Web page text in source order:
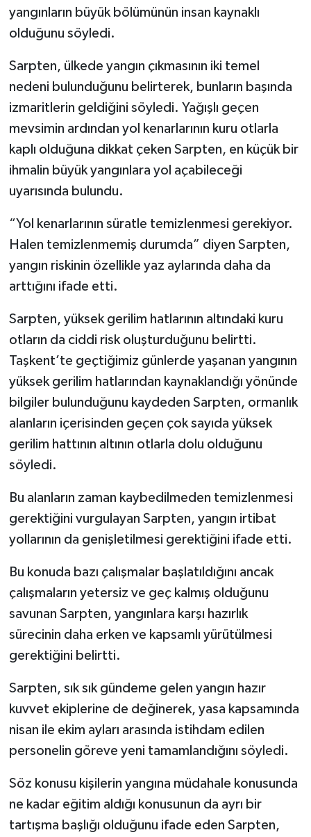
yangınların büyük bölümünün insan kaynaklı
olduğunu söyledi.
Sarpten, ülkede yangın çıkmasının iki temel
nedeni bulunduğunu belirterek, bunların başında
izmaritlerin geldiğini söyledi. Yağışlı geçen
mevsimin ardından yol kenarlarının kuru otlarla
kaplı olduğuna dikkat çeken Sarpten, en küçük bir
ihmalin büyük yangınlara yol açabileceği
uyarısında bulundu.
“Yol kenarlarının süratle temizlenmesi gerekiyor.
Halen temizlenmemiş durumda” diyen Sarpten,
yangın riskinin özellikle yaz aylarında daha da
arttığını ifade etti.
Sarpten, yüksek gerilim hatlarının altındaki kuru
otların da ciddi risk oluşturduğunu belirtti.
Taşkent’te geçtiğimiz günlerde yaşanan yangının
yüksek gerilim hatlarından kaynaklandığı yönünde
bilgiler bulunduğunu kaydeden Sarpten, ormanlık
alanların içerisinden geçen çok sayıda yüksek
gerilim hattının altının otlarla dolu olduğunu
söyledi.
Bu alanların zaman kaybedilmeden temizlenmesi
gerektiğini vurgulayan Sarpten, yangın irtibat
yollarının da genişletilmesi gerektiğini ifade etti.
Bu konuda bazı çalışmalar başlatıldığını ancak
çalışmaların yetersiz ve geç kalmış olduğunu
savunan Sarpten, yangınlara karşı hazırlık
sürecinin daha erken ve kapsamlı yürütülmesi
gerektiğini belirtti.
Sarpten, sık sık gündeme gelen yangın hazır
kuvvet ekiplerine de değinerek, yasa kapsamında
nisan ile ekim ayları arasında istihdam edilen
personelin göreve yeni tamamlandığını söyledi.
Söz konusu kişilerin yangına müdahale konusunda
ne kadar eğitim aldığı konusunun da ayrı bir
tartışma başlığı olduğunu ifade eden Sarpten,